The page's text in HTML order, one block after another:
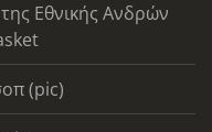
Εθνικής Ανδρών
(pic)